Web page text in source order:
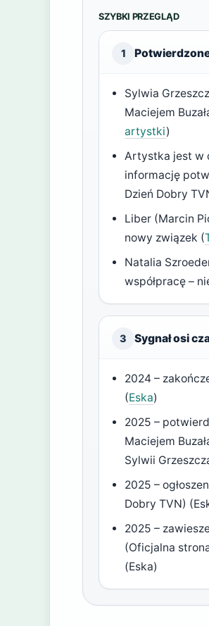
SZYBKI PRZEGLĄD
1
Sylwia
Maciejem
artystki)
Artystka jest w
informację
Dzień Dobry
Liber (Marcin
nowy związek (
Natalia
współpracę –
3 Sygnał osi
2024 –
(Eska)
2025 –
Maciejem
Sylwii
2025 –
Dobry TVN)
2025 –
(Oficjalna
(Eska)